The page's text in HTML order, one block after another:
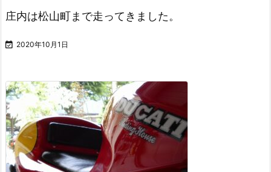
庄内は松山町まで走ってきました。
 2020年10月1日